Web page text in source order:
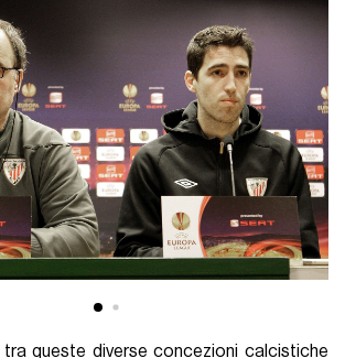
tra queste diverse concezioni calcistiche